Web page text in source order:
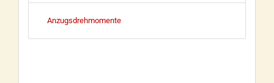
Anzugsdrehmomente